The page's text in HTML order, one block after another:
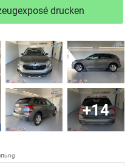
drucken
+14